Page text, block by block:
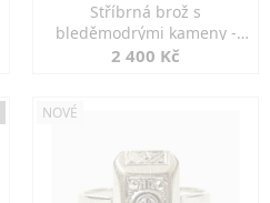
Stříbrná brož s
bleděmodrými kameny -
jemná elegance
2 400 Kč
NOVÉ